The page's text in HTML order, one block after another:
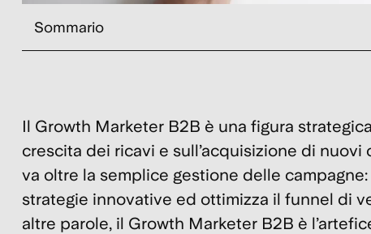
Sommario
Il Growth Marketer B2B è una figura
crescita dei ricavi e sull’acquisizione di
va oltre la semplice gestione delle
strategie innovative ed ottimizza il funnel di
altre parole, il Growth Marketer B2B è